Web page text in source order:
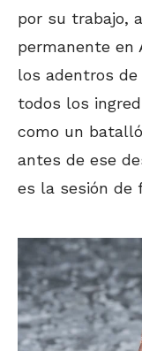
por su trabajo,
permanente en
los adentros
todos los
como un
antes de ese
es la sesión de